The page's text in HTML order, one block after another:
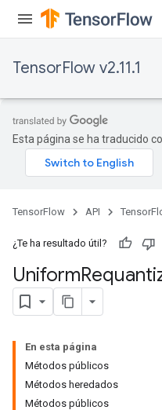
TensorFlow v2.11.1
Esta página se ha traducido
TensorFlow API
¿Te ha resultado útil?
Uniform
En esta página
Métodos públicos
Métodos heredados
Métodos públicos